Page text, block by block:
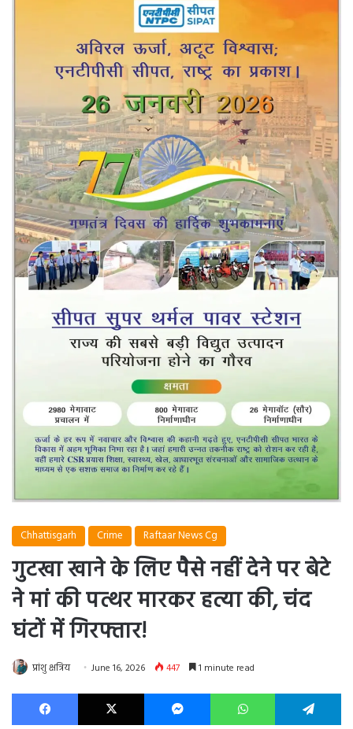
Chhattisgarh Crime Raftaar News Cg
गुटखा खाने के लिए पैसे नहीं देने पर बेटे
ने मां की पत्थर मारकर हत्या की, चंद
घंटों में गिरफ्तार!
प्रांशु क्षत्रिय June 16, 2026 447 1 minute read
Facebook X Messenger WhatsApp